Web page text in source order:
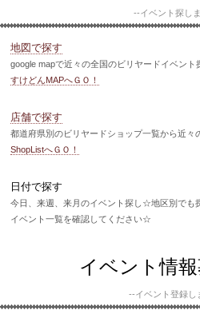
--イベント探し
地図で探す
google mapで近々の全国のビリヤードイベン
すけどんMAPへＧＯ！
店舗で探す
都道府県別のビリヤードショップ一覧から近
ShopListへＧＯ！
日付で探す
今日、来週、来月のイベント探し☆地区別でも
イベント一覧を確認してください☆
イベント情
--イベント登録し